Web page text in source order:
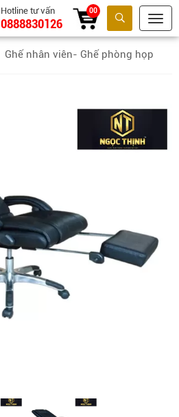
Tìm kiếm
Hotline tư vấn
0888830126
00
Ghế nhân viên- Ghế phòng họp